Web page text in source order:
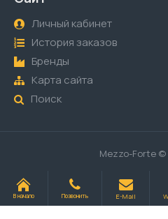
Личный кабинет
История заказов
Бренды
Карта сайта
Поиск
Mezzo-Forte ©
В начало Позвонить E-Mail